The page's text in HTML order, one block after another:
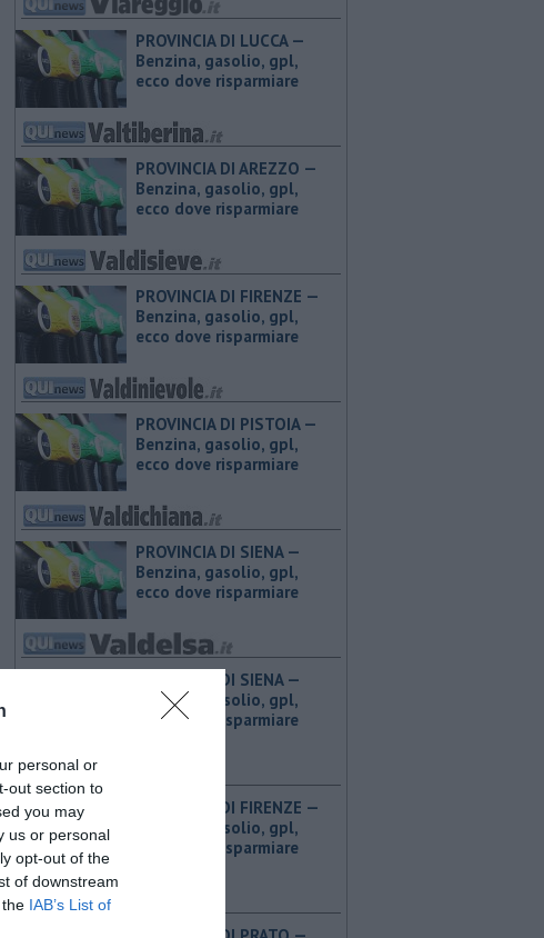
personal or
out section to
you may
us or personal
opt-out of the
of downstream
IAB’s List of
PROVINCIA DI LUCCA — ​
Benzina, gasolio, gpl,
ecco dove risparmiare
PROVINCIA DI AREZZO — ​
Benzina, gasolio, gpl,
ecco dove risparmiare
PROVINCIA DI FIRENZE — ​
Benzina, gasolio, gpl,
ecco dove risparmiare
PROVINCIA DI PISTOIA — ​
Benzina, gasolio, gpl,
ecco dove risparmiare
PROVINCIA DI SIENA — ​
Benzina, gasolio, gpl,
ecco dove risparmiare
PROVINCIA DI SIENA — ​
Benzina, gasolio, gpl,
ecco dove risparmiare
PROVINCIA DI FIRENZE — ​
Benzina, gasolio, gpl,
ecco dove risparmiare